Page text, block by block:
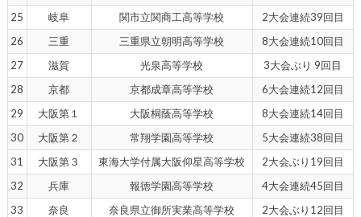
25
岐阜 関市立関商工高等学校
2大会連続39回目
26
三重 三重県立朝明高等学校
8大会連続10回目
27
滋賀 光泉高等学校
3大会ぶり 9回目
28
京都 京都成章高等学校
6大会連続12回目
29
大阪第１ 大阪桐蔭高等学校
8大会連続14回目
30
大阪第２ 常翔学園高等学校
5大会連続38回目
31
大阪第３ 東海大学付属大阪仰星高等学校
2大会ぶり19回目
32
兵庫 報徳学園高等学校
4大会連続45回目
33
奈良 奈良県立御所実業高等学校
2大会ぶり12回目